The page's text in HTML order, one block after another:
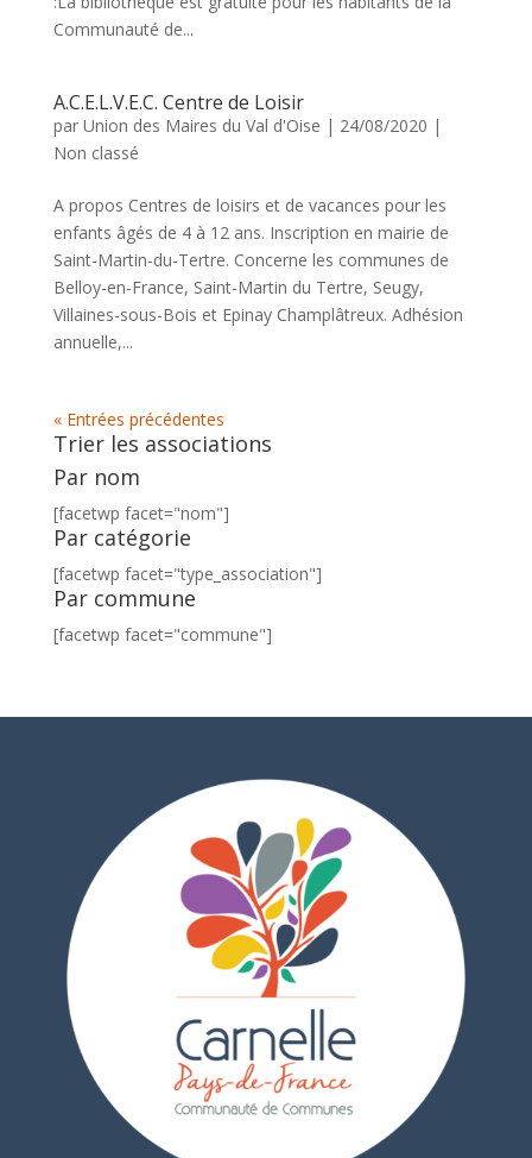
Communauté de...
A.C.E.L.V.E.C. Centre de Loisir
par Union des Maires du Val d'Oise | 24/08/2020 |
Non classé
A propos Centres de loisirs et de vacances pour les
enfants âgés de 4 à 12 ans. Inscription en mairie de
Saint-Martin-du-Tertre. Concerne les communes de
Belloy-en-France, Saint-Martin du Tertre, Seugy,
Villaines-sous-Bois et Epinay Champlâtreux. Adhésion
annuelle,...
« Entrées précédentes
Trier les associations
Par nom
[facetwp facet="nom"]
Par catégorie
[facetwp facet="type_association"]
Par commune
[facetwp facet="commune"]